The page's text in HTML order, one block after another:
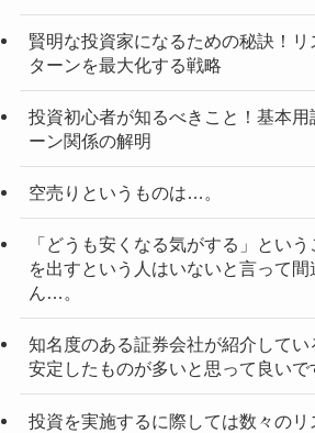
賢明な投資家になるための秘訣！リ
ターンを最大化する戦略
投資初心者が知るべきこと！基本用
ーン関係の解明
空売りというものは…。
「どうも安くなる気がする」とい
を出すという人はいないと言って
ん…。
知名度のある証券会社が紹介してい
安定したものが多いと思って良いで
投資を実施するに際しては数々のリ